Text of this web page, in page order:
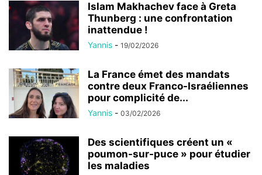
Islam Makhachev face à Greta
Thunberg : une confrontation
inattendue !
Yannis - 19/02/2026
La France émet des mandats
contre deux Franco-Israéliennes
pour complicité de...
Yannis - 03/02/2026
Des scientifiques créent un «
poumon-sur-puce » pour étudier
les maladies